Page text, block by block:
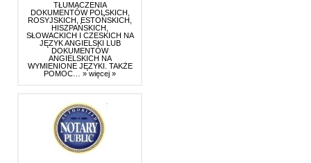
TŁUMACZENIA
DOKUMENTÓW POLSKICH,
ROSYJSKICH, ESTOŃSKICH,
HISZPAŃSKICH,
SŁOWACKICH I CZESKICH NA
JĘZYK ANGIELSKI LUB
DOKUMENTÓW
ANGIELSKICH NA
WYMIENIONE JĘZYKI. TAKŻE
POMOC… » więcej »